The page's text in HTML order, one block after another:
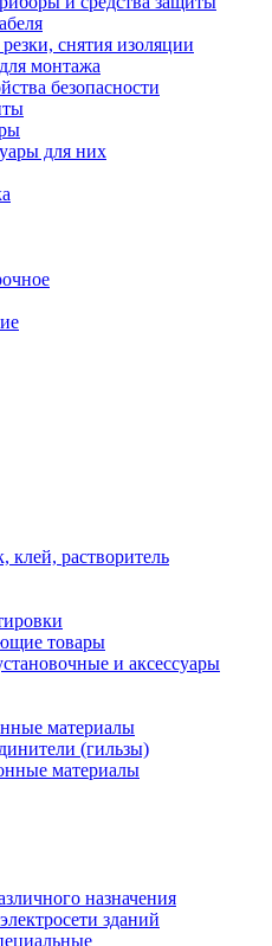
снятия изоляции
монтажа
безопасности
для них
клей, растворитель
товары
и аксессуары
материалы
(гильзы)
материалы
назначения
зданий